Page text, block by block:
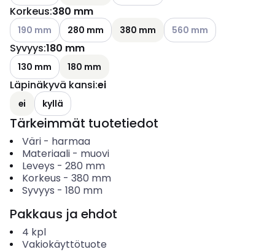
Korkeus:380 mm
Katso käytettävissä olevat vaihtoehdot
190 mm 280 mm 380 mm Katso käytettävissä
560 mm
Syvyys:180 mm
130 mm 180 mm
Läpinäkyvä kansi:ei
ei kyllä
Tärkeimmät tuotetiedot
Väri- harmaa
Materiaali- muovi
Leveys - 280 mm
Korkeus - 380 mm
Syvyys - 180 mm
Pakkaus ja ehdot
4 kpl
Vakiokäyttötuote